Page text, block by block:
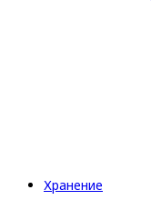
Хранение